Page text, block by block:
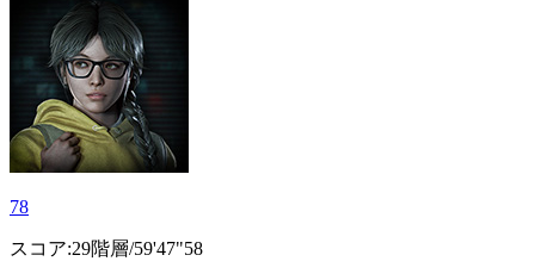
78
スコア:29階層/59'47"58